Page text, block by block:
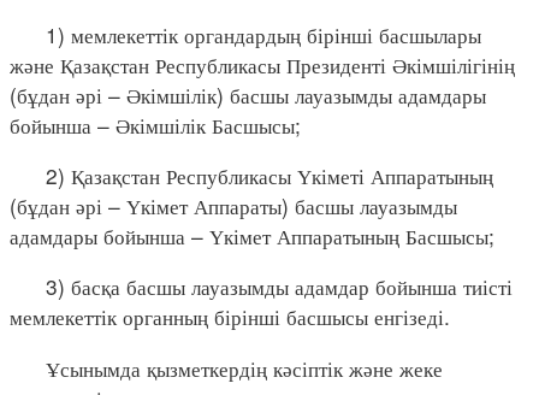
1) мемлекеттік органдардың бірінші басшылары
және Қазақстан Республикасы Президенті Әкімшілігінің
(бұдан әрі – Әкімшілік) басшы лауазымды адамдары
бойынша – Әкімшілік Басшысы;
2) Қазақстан Республикасы Үкіметі Аппаратының
(бұдан әрі – Үкімет Аппараты) басшы лауазымды
адамдары бойынша – Үкімет Аппаратының Басшысы;
3) басқа басшы лауазымды адамдар бойынша тиісті
мемлекеттік органның бірінші басшысы енгізеді.
Ұсынымда қызметкердің кәсіптік және жеке